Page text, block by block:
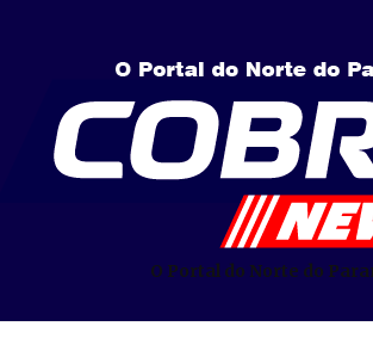
O Portal do Norte do